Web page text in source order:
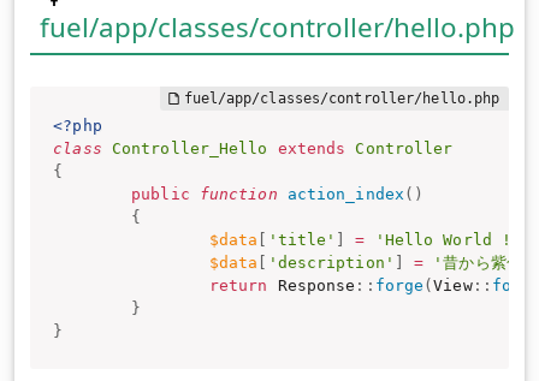
fuel/app/classes/controller/hello.php
<?php
class Controller_Hello extends
Controller
{
public
function action_index ( )
{
$data [ 'title' ] =
'Hello World !! -
$data [ 'description' ] =
'昔から紫色
return
Response : : forge (View: :
}
}